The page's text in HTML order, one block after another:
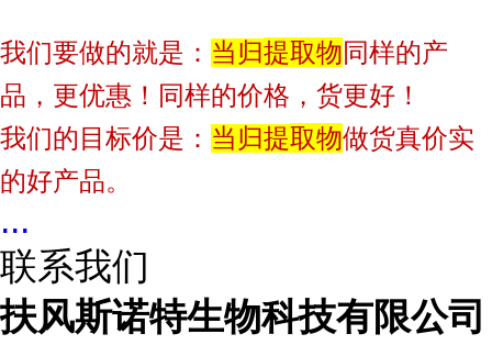
我们要做的就是： 当归提取物 同样的产
品，更优惠！同样的价格，货更好！
我们的目标价是： 当归提取物做货真价实
的好产品。
...
联系我们
扶风斯诺特生物科技有限公司